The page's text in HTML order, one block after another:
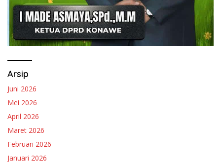
Arsip
Juni 2026
Mei 2026
April 2026
Maret 2026
Februari 2026
Januari 2026